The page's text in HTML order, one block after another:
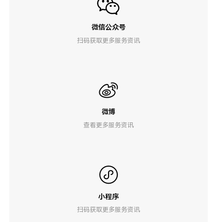
微信公众号
扫码获取更多服务资讯
微博
查看更多服务资讯
小程序
扫码获取更多服务资讯